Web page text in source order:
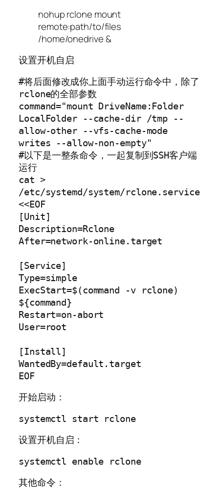
nohup rclone mount
remote:path/to/files
/home/onedrive &
设置开机自启
#将后面修改成你上面手动运行命令中，除了
rclone的全部参数
command="mount DriveName:Folder
LocalFolder --cache-dir /tmp --
allow-other --vfs-cache-mode
writes --allow-non-empty"
#以下是一整条命令，一起复制到SSH客户端
运行
cat >
/etc/systemd/system/rclone.service
<<EOF
[Unit]
Description=Rclone
After=network-online.target
[Service]
Type=simple
ExecStart=$(command -v rclone)
${command}
Restart=on-abort
User=root
[Install]
WantedBy=default.target
EOF
开始启动：
systemctl start rclone
设置开机自启：
systemctl enable rclone
其他命令：